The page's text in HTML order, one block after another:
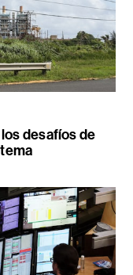
desafíos de